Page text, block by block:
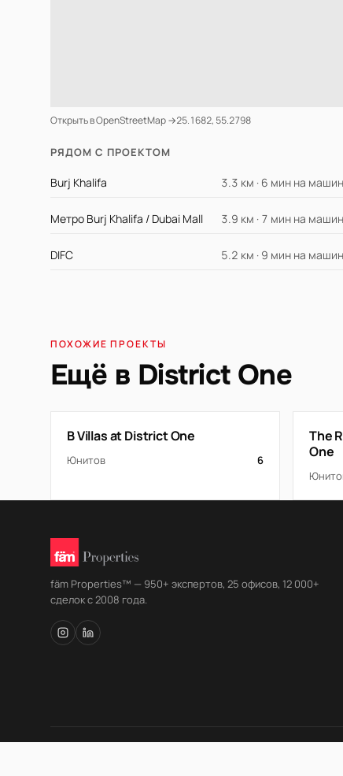
Открыть в OpenStreetMap →25.1682, 55.2798
РЯДОМ С ПРОЕКТОМ
Burj Khalifa 3.3 км · 6 мин на
Метро Burj Khalifa / Dubai Mall 3.9 км · 7 мин на
DIFC 5.2 км · 9 мин на
ПОХОЖИЕ ПРОЕКТЫ
Ещё в District One
B Villas at District One
Юнитов 6
The
One
fäm Properties™ — 950+ экспертов, 25 офисов, 12 000+
сделок с 2008 года.